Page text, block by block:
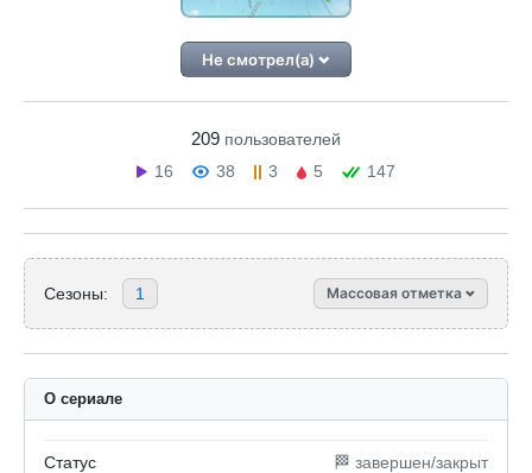
Не смотрел(а)
209 пользователей
16
38 3 5 147
Сезоны: 1 Массовая отметка
О сериале
Статус 🏁 завершен/закрыт